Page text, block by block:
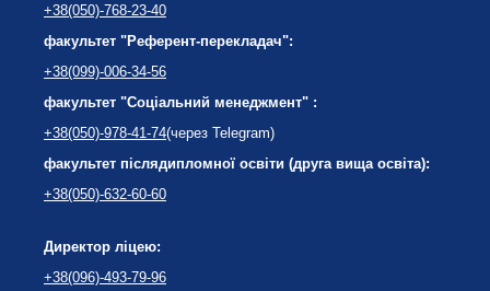
+38(050)-768-23-40
факультет "Референт-перекладач":
+38(099)-006-34-56
факультет "Соціальний менеджмент" :
+38(050)-978-41-74(через Telegram)
факультет післядипломної освіти (друга вища освіта):
+38(050)-632-60-60
Директор ліцею:
+38(096)-493-79-96